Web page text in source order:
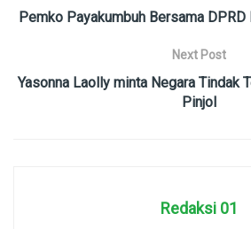
Pemko Payakumbuh Bersama DPRD
Next Post
Yasonna Laolly minta Negara Tindak
Pinjol
Redaksi 01